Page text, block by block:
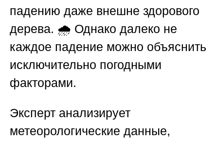
падению даже внешне здорового
дерева. 🌧️ Однако далеко не
каждое падение можно объяснить
исключительно погодными
факторами.
Эксперт анализирует
метеорологические данные,